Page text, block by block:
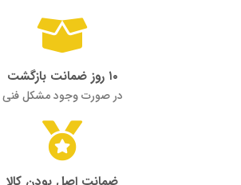
۱۰ روز ضمانت بازگشت
در صورت وجود مشکل فنی